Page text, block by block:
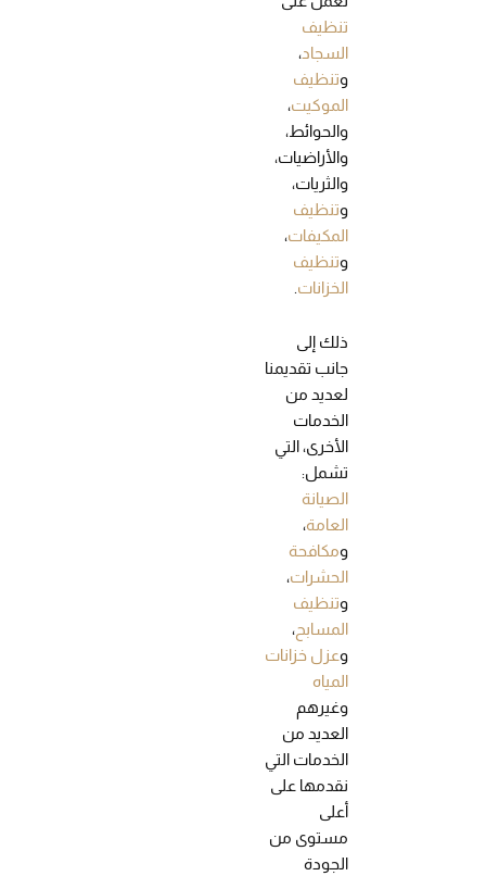
تنظيف
السجاد،
وتنظيف
الموكيت،
والحوائط،
والأراضيات،
والثريات،
وتنظيف
المكيفات،
وتنظيف
الخزانات.
ذلك إلى
جانب تقديمنا
لعديد من
الخدمات
الأخرى، التي
تشمل:
الصيانة
العامة،
ومكافحة
الحشرات،
وتنظيف
المسابح،
وعزل خزانات
المياه
وغيرهم
العديد من
الخدمات التي
نقدمها على
أعلى
مستوى من
الجودة